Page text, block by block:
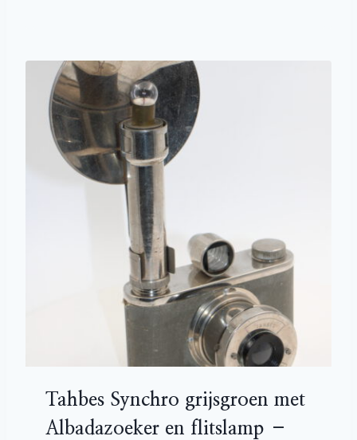
Tahbes Synchro grijsgroen met
Albadazoeker en flitslamp –